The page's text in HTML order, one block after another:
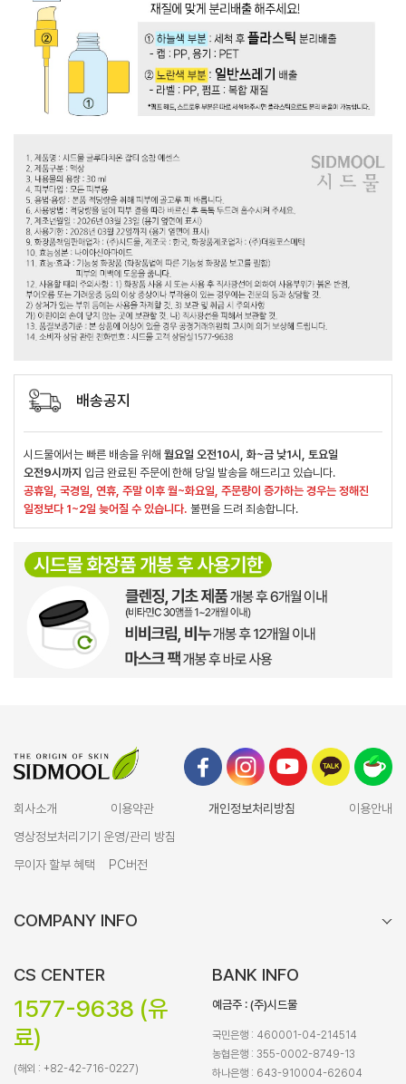
배송공지
시드물에서는 빠른 배송을 위해 월요일 오전10시, 화~금 낮1시, 토요일
오전9시까지 입금 완료된 주문에 한해 당일 발송을 해드리고 있습니다.
공휴일, 국경일, 연휴, 주말 이후 월~화요일, 주문량이 증가하는 경우는 정해진
일정보다 1~2일 늦어질 수 있습니다. 불편을 드려 죄송합니다.
회사소개 이용약관 개인정보처리방침
이용안내
영상정보처리기기 운영/관리 방침
무이자 할부 혜택
PC버전
COMPANY INFO
CS CENTER
1577-9638 (유
료)
(해외 : +82-42-716-0227)
BANK INFO
예금주 : (주)시드물
국민은행 : 460001-04-214514
농협은행 : 355-0002-8749-13
하나은행 : 643-910004-62604